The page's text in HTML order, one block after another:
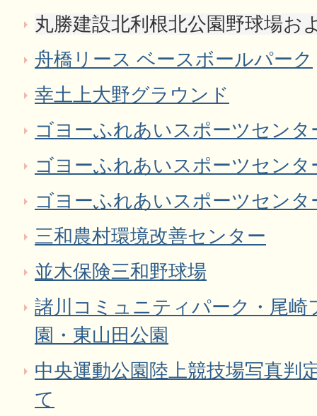
丸勝建設北利根北公園野球場お
舟橋リース ベースボールパーク
幸土上大野グラウンド
ゴヨーふれあいスポーツセンタ
ゴヨーふれあいスポーツセンタ
ゴヨーふれあいスポーツセン
三和農村環境改善センター
並木保険三和野球場
諸川コミュニティパーク・尾崎
園・東山田公園
中央運動公園陸上競技場写真判
て